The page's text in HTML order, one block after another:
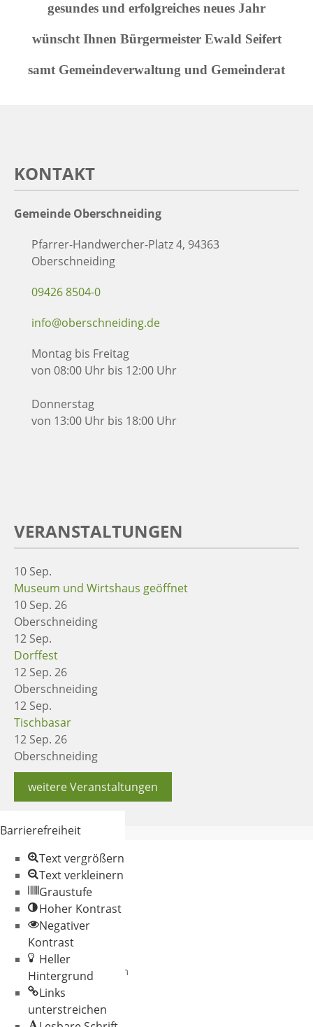
gesundes und erfolgreiches neues Jahr
wünscht Ihnen Bürgermeister Ewald Seifert
samt Gemeindeverwaltung und Gemeinderat
KONTAKT
Gemeinde Oberschneiding
Pfarrer-Handwercher-Platz 4, 94363
Oberschneiding
09426 8504-0
info@oberschneiding.de
Montag bis Freitag
von 08:00 Uhr bis 12:00 Uhr
Donnerstag
von 13:00 Uhr bis 18:00 Uhr
VERANSTALTUNGEN
10 Sep.
Museum und Wirtshaus geöffnet
10 Sep. 26
Oberschneiding
12 Sep.
Dorffest
12 Sep. 26
Oberschneiding
12 Sep.
Tischbasar
12 Sep. 26
Oberschneiding
weitere Veranstaltungen
© 2026 Gemeinde
Oberschneiding
Datenschutz
Impressum
Barrierefreiheit
Text vergrößern
Text verkleinern
Graustufe
Hoher Kontrast
Negativer
Kontrast
Heller
Hintergrund
Links
unterstreichen